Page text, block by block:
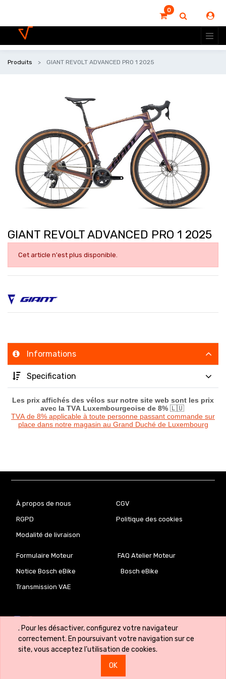
. Pour les désactiver, configurez votre navigateur
correctement. En poursuivant votre navigation sur ce
site, vous acceptez l’utilisation de cookies.
OK
0
Produits GIANT REVOLT ADVANCED PRO 1 2025
GIANT REVOLT ADVANCED PRO 1 2025
Cet article n'est plus disponible.
Informations
Specification
Les prix affichés des vélos sur notre site web sont les prix
avec la TVA Luxembourgeoise de 8% 🇱🇺
TVA de 8% applicable à toute personne passant commande sur
place dans notre magasin au Grand Duché de Luxembourg
À propos de nous CGV
RGPD Politique des cookies
Modalité de livraison
Formulaire Moteur FAQ Atelier Moteur
Notice Bosch eBike Bosch eBike
Transmission VAE
Copyright © VeloLab.lu 🇱🇺